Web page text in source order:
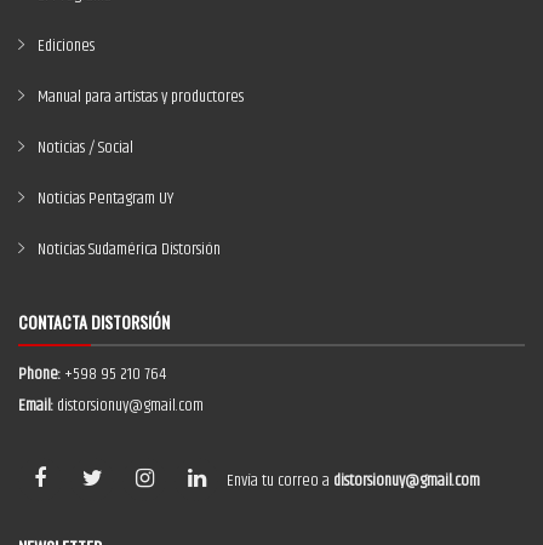
Ediciones
Manual para artistas y productores
Noticias / Social
Noticias Pentagram UY
Noticias Sudamérica Distorsión
CONTACTA DISTORSIÓN
Phone:+598 95 210 764
Email:distorsionuy@gmail.com
Envía tu correo a distorsionuy@gmail.com